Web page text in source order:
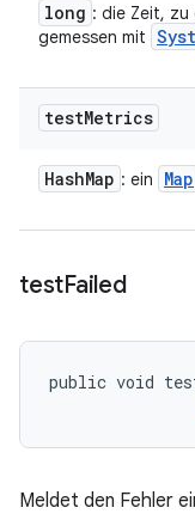
long : die Zeit,
gemessen mit
testMetrics
HashMap : ein Map
testFailed
public void
Meldet den Fehler